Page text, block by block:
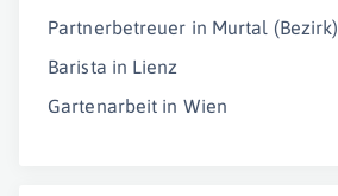
Partnerbetreuer in Murtal (Bezirk)
Barista in Lienz
Gartenarbeit in Wien